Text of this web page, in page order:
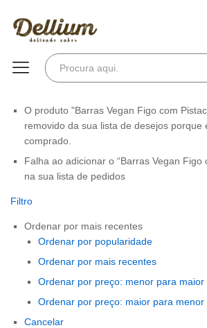
O produto "Barras Vegan Figo com
removido da sua lista de desejos porque
comprado.
Falha ao adicionar o “Barras Vegan Figo
na sua lista de pedidos
Filtro
Ordenar por mais recentes
Ordenar por popularidade
Ordenar por mais recentes
Ordenar por preço: menor para maior
Ordenar por preço: maior para menor
Cancelar